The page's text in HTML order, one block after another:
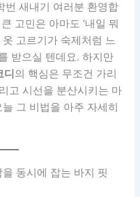
번 새내기 여러분 환영합
고민은 아마도 ‘내일 뭐
옷 고르기가 숙제처럼 느
받으실 텐데요. 하지만
의 핵심은 무조건 가리
고 시선을 분산시키는 마
그 비법을 아주 자세히
동시에 잡는 바지 핏